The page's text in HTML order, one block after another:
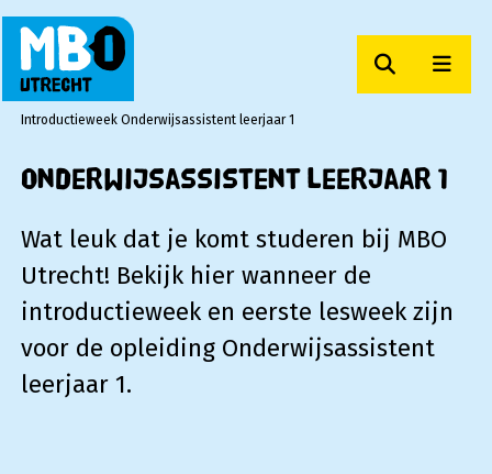
MBO Utrecht
Zoeken
Introductieweek Onderwijsassistent leerjaar 1
Onderwijsassistent leerjaar 1
Wat leuk dat je komt studeren bij MBO
Utrecht! Bekijk hier wanneer de
introductieweek en eerste lesweek zijn
voor de opleiding Onderwijsassistent
leerjaar 1.